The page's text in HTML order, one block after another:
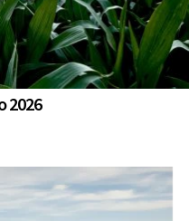
2026